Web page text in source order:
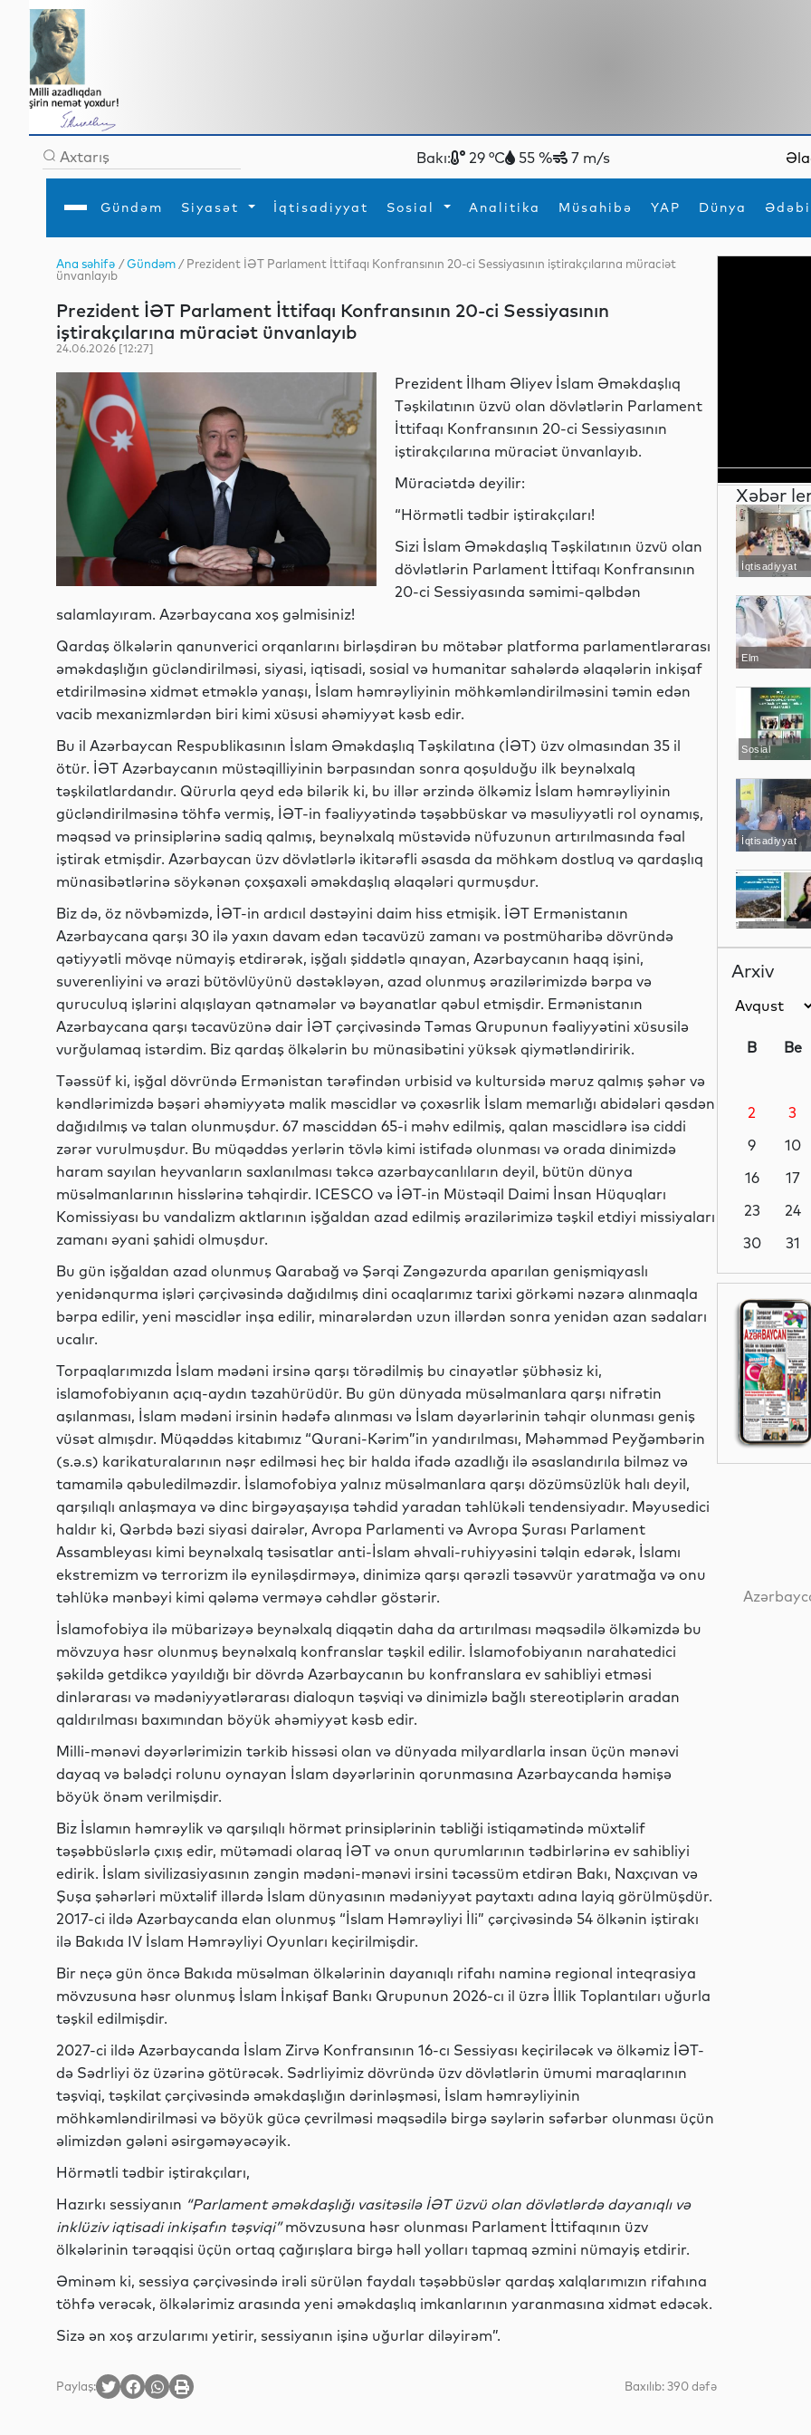
Bakı: 29 °C 55 % 7 m/s
Gündəm Siyasət İqtisadiyyat Sosial Analitika Müsahibə YAP Dünya
Ana səhifə
Gündəm
İqtisadiyyat
YAP
Analitika
Mədəniyyət
Müsahibə
MEDİA
Xarici siyasət
Daxili siyasət
Turizm
Elm
Din
Hadisə
İdmanYeni texnologiyalar
Ana səhifə /Gündəm / Prezident İƏT Parlament İttifaqı Konfransının 20-ci Sessiyasının iştirakçılarına müraciət
ünvanlayıb
Prezident İƏT Parlament İttifaqı Konfransının 20-ci Sessiyasının
iştirakçılarına müraciət ünvanlayıb
24.06.2026 [12:27]
Prezident İlham Əliyev İslam Əməkdaşlıq
Təşkilatının üzvü olan dövlətlərin Parlament
İttifaqı Konfransının 20-ci Sessiyasının
iştirakçılarına müraciət ünvanlayıb.
Müraciətdə deyilir:
“Hörmətli tədbir iştirakçıları!
Sizi İslam Əməkdaşlıq Təşkilatının üzvü olan
dövlətlərin Parlament İttifaqı Konfransının
20-ci Sessiyasında səmimi-qəlbdən
salamlayıram. Azərbaycana xoş gəlmisiniz!
Qardaş ölkələrin qanunverici orqanlarını birləşdirən bu mötəbər platforma parlamentlərarası
əməkdaşlığın gücləndirilməsi, siyasi, iqtisadi, sosial və humanitar sahələrdə əlaqələrin inkişaf
etdirilməsinə xidmət etməklə yanaşı, İslam həmrəyliyinin möhkəmləndirilməsini təmin edən
vacib mexanizmlərdən biri kimi xüsusi əhəmiyyət kəsb edir.
Bu il Azərbaycan Respublikasının İslam Əməkdaşlıq Təşkilatına (İƏT) üzv olmasından 35 il
ötür. İƏT Azərbaycanın müstəqilliyinin bərpasından sonra qoşulduğu ilk beynəlxalq
təşkilatlardandır. Qürurla qeyd edə bilərik ki, bu illər ərzində ölkəmiz İslam həmrəyliyinin
gücləndirilməsinə töhfə vermiş, İƏT-in fəaliyyətində təşəbbüskar və məsuliyyətli rol oynamış,
məqsəd və prinsiplərinə sadiq qalmış, beynəlxalq müstəvidə nüfuzunun artırılmasında fəal
iştirak etmişdir. Azərbaycan üzv dövlətlərlə ikitərəfli əsasda da möhkəm dostluq və qardaşlıq
münasibətlərinə söykənən çoxşaxəli əməkdaşlıq əlaqələri qurmuşdur.
Biz də, öz növbəmizdə, İƏT-in ardıcıl dəstəyini daim hiss etmişik. İƏT Ermənistanın
Azərbaycana qarşı 30 ilə yaxın davam edən təcavüzü zamanı və postmüharibə dövründə
qətiyyətli mövqe nümayiş etdirərək, işğalı şiddətlə qınayan, Azərbaycanın haqq işini,
suverenliyini və ərazi bütövlüyünü dəstəkləyən, azad olunmuş ərazilərimizdə bərpa və
quruculuq işlərini alqışlayan qətnamələr və bəyanatlar qəbul etmişdir. Ermənistanın
Azərbaycana qarşı təcavüzünə dair İƏT çərçivəsində Təmas Qrupunun fəaliyyətini xüsusilə
vurğulamaq istərdim. Biz qardaş ölkələrin bu münasibətini yüksək qiymətləndiririk.
Təəssüf ki, işğal dövründə Ermənistan tərəfindən urbisid və kultursidə məruz qalmış şəhər və
kəndlərimizdə bəşəri əhəmiyyətə malik məscidlər və çoxəsrlik İslam memarlığı abidələri qəsdən
dağıdılmış və talan olunmuşdur. 67 məsciddən 65-i məhv edilmiş, qalan məscidlərə isə ciddi
zərər vurulmuşdur. Bu müqəddəs yerlərin tövlə kimi istifadə olunması və orada dinimizdə
haram sayılan heyvanların saxlanılması təkcə azərbaycanlıların deyil, bütün dünya
müsəlmanlarının hisslərinə təhqirdir. ICESCO və İƏT-in Müstəqil Daimi İnsan Hüquqları
Komissiyası bu vandalizm aktlarının işğaldan azad edilmiş ərazilərimizə təşkil etdiyi missiyaları
zamanı əyani şahidi olmuşdur.
Bu gün işğaldan azad olunmuş Qarabağ və Şərqi Zəngəzurda aparılan genişmiqyaslı
yenidənqurma işləri çərçivəsində dağıdılmış dini ocaqlarımız tarixi görkəmi nəzərə alınmaqla
bərpa edilir, yeni məscidlər inşa edilir, minarələrdən uzun illərdən sonra yenidən azan sədaları
ucalır.
Torpaqlarımızda İslam mədəni irsinə qarşı törədilmiş bu cinayətlər şübhəsiz ki,
islamofobiyanın açıq-aydın təzahürüdür. Bu gün dünyada müsəlmanlara qarşı nifrətin
aşılanması, İslam mədəni irsinin hədəfə alınması və İslam dəyərlərinin təhqir olunması geniş
vüsət almışdır. Müqəddəs kitabımız “Qurani-Kərim”in yandırılması, Məhəmməd Peyğəmbərin
(s.ə.s) karikaturalarının nəşr edilməsi heç bir halda ifadə azadlığı ilə əsaslandırıla bilməz və
tamamilə qəbuledilməzdir. İslamofobiya yalnız müsəlmanlara qarşı dözümsüzlük halı deyil,
qarşılıqlı anlaşmaya və dinc birgəyaşayışa təhdid yaradan təhlükəli tendensiyadır. Məyusedici
haldır ki, Qərbdə bəzi siyasi dairələr, Avropa Parlamenti və Avropa Şurası Parlament
Assambleyası kimi beynəlxalq təsisatlar anti-İslam əhvali-ruhiyyəsini təlqin edərək, İslamı
ekstremizm və terrorizm ilə eyniləşdirməyə, dinimizə qarşı qərəzli təsəvvür yaratmağa və onu
təhlükə mənbəyi kimi qələmə verməyə cəhdlər göstərir.
İslamofobiya ilə mübarizəyə beynəlxalq diqqətin daha da artırılması məqsədilə ölkəmizdə bu
mövzuya həsr olunmuş beynəlxalq konfranslar təşkil edilir. İslamofobiyanın narahatedici
şəkildə getdikcə yayıldığı bir dövrdə Azərbaycanın bu konfranslara ev sahibliyi etməsi
dinlərarası və mədəniyyətlərarası dialoqun təşviqi və dinimizlə bağlı stereotiplərin aradan
qaldırılması baxımından böyük əhəmiyyət kəsb edir.
Milli-mənəvi dəyərlərimizin tərkib hissəsi olan və dünyada milyardlarla insan üçün mənəvi
dayaq və bələdçi rolunu oynayan İslam dəyərlərinin qorunmasına Azərbaycanda həmişə
böyük önəm verilmişdir.
Biz İslamın həmrəylik və qarşılıqlı hörmət prinsiplərinin təbliği istiqamətində müxtəlif
təşəbbüslərlə çıxış edir, mütəmadi olaraq İƏT və onun qurumlarının tədbirlərinə ev sahibliyi
edirik. İslam sivilizasiyasının zəngin mədəni-mənəvi irsini təcəssüm etdirən Bakı, Naxçıvan və
Şuşa şəhərləri müxtəlif illərdə İslam dünyasının mədəniyyət paytaxtı adına layiq görülmüşdür.
2017-ci ildə Azərbaycanda elan olunmuş “İslam Həmrəyliyi İli” çərçivəsində 54 ölkənin iştirakı
ilə Bakıda IV İslam Həmrəyliyi Oyunları keçirilmişdir.
Bir neçə gün öncə Bakıda müsəlman ölkələrinin dayanıqlı rifahı naminə regional inteqrasiya
mövzusuna həsr olunmuş İslam İnkişaf Bankı Qrupunun 2026-cı il üzrə İllik Toplantıları uğurla
təşkil edilmişdir.
2027-ci ildə Azərbaycanda İslam Zirvə Konfransının 16-cı Sessiyası keçiriləcək və ölkəmiz İƏT-
də Sədrliyi öz üzərinə götürəcək. Sədrliyimiz dövründə üzv dövlətlərin ümumi maraqlarının
təşviqi, təşkilat çərçivəsində əməkdaşlığın dərinləşməsi, İslam həmrəyliyinin
möhkəmləndirilməsi və böyük gücə çevrilməsi məqsədilə birgə səylərin səfərbər olunması üçün
əlimizdən gələni əsirgəməyəcəyik.
Hörmətli tədbir iştirakçıları,
Hazırkı sessiyanın “Parlament əməkdaşlığı vasitəsilə İƏT üzvü olan dövlətlərdə dayanıqlı və
inklüziv iqtisadi inkişafın təşviqi”mövzusuna həsr olunması Parlament İttifaqının üzv
ölkələrinin tərəqqisi üçün ortaq çağırışlara birgə həll yolları tapmaq əzmini nümayiş etdirir.
Əminəm ki, sessiya çərçivəsində irəli sürülən faydalı təşəbbüslər qardaş xalqlarımızın rifahına
töhfə verəcək, ölkələrimiz arasında yeni əməkdaşlıq imkanlarının yaranmasına xidmət edəcək.
Sizə ən xoş arzularımı yetirir, sessiyanın işinə uğurlar diləyirəm”.
Paylaş: Baxılıb: 390 dəfə
Xəbər
İqtisadiyyat
Elm
Sosial
İqtisadiyyat
Elm
İqtisadiyyat
Dünya
İdman
Dünya
Arxiv
B Be
2
3
9
10
16
17
23
24
30
31